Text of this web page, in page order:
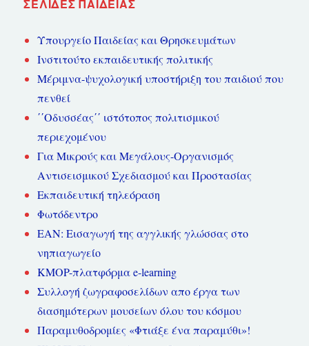
ΣΕΛΊΔΕΣ ΠΑΙΔΕΊΑΣ
Υπουργείο Παιδείας και Θρησκευμάτων
Ινστιτούτο εκπαιδευτικής πολιτικής
Μέριμνα-ψυχολογική υποστήριξη του παιδιού που
πενθεί
΄΄Οδυσσέας΄΄ ιστότοπος πολιτισμικού
περιεχομένου
Για Μικρούς και Μεγάλους-Οργανισμός
Αντισεισμικού Σχεδιασμού και Προστασίας
Εκπαιδευτική τηλεόραση
Φωτόδεντρο
ΕΑΝ: Εισαγωγή της αγγλικής γλώσσας στο
νηπιαγωγείο
KMOP-πλατφόρμα e-learning
Συλλογή ζωγραφοσελίδων απο έργα των
διασημότερων μουσείων όλου του κόσμου
Παραμυθοδρομίες «Φτιάξε ένα παραμύθι»!